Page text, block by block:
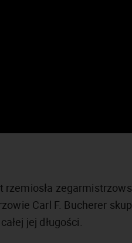
Carl F. Bucherer
jej długości.